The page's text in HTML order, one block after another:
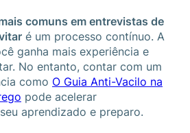
comuns em entrevistas de
é um processo contínuo. A
ganha mais experiência e
No entanto, contar com um
como O Guia Anti-Vacilo na
pode acelerar
aprendizado e preparo.